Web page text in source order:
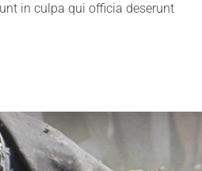
in culpa qui officia deserunt